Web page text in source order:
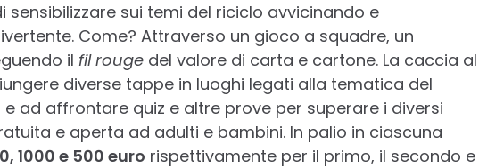
sensibilizzare sui temi del riciclo avvicinando e
Come? Attraverso un gioco a squadre, un
il fil rougedel valore di carta e cartone. La caccia al
diverse tappe in luoghi legati alla tematica del
ad affrontare quiz e altre prove per superare i diversi
e aperta ad adulti e bambini. In palio in ciascuna
1000 e 500 euro rispettivamente per il primo, il secondo e